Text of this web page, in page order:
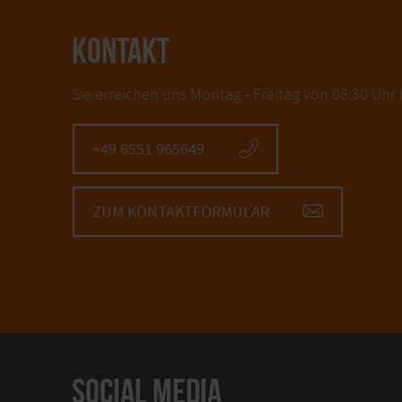
KONTAKT
Sie erreichen uns Montag - Freitag von 08:30 Uhr
+49 6551 965649
ZUM KONTAKTFORMULAR
SOCIAL MEDIA